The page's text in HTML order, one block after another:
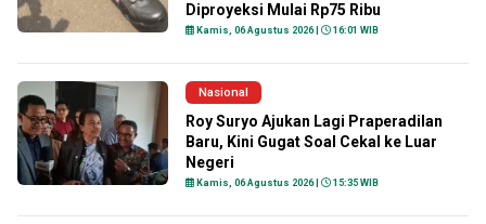
Diproyeksi Mulai Rp75 Ribu
Kamis, 06 Agustus 2026 | 16:01 WIB
Nasional
Roy Suryo Ajukan Lagi Praperadilan
Baru, Kini Gugat Soal Cekal ke Luar
Negeri
Kamis, 06 Agustus 2026 | 15:35 WIB